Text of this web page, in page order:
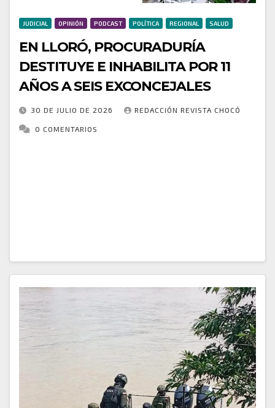
JUDICIAL OPINIÓN PODCAST POLÍTICA REGIONAL SALUD
EN LLORÓ, PROCURADURÍA
DESTITUYE E INHABILITA POR 11
AÑOS A SEIS EXCONCEJALES
30 DE JULIO DE 2026 REDACCIÓN REVISTA CHOCÓ
0 COMENTARIOS